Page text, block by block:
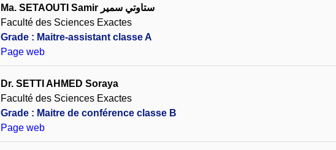
Ma. SETAOUTI Samir ستاوتي سمير
Faculté des Sciences Exactes
Grade : Maitre-assistant classe A
Page web
Dr. SETTI AHMED Soraya
Faculté des Sciences Exactes
Grade : Maitre de conférence classe B
Page web